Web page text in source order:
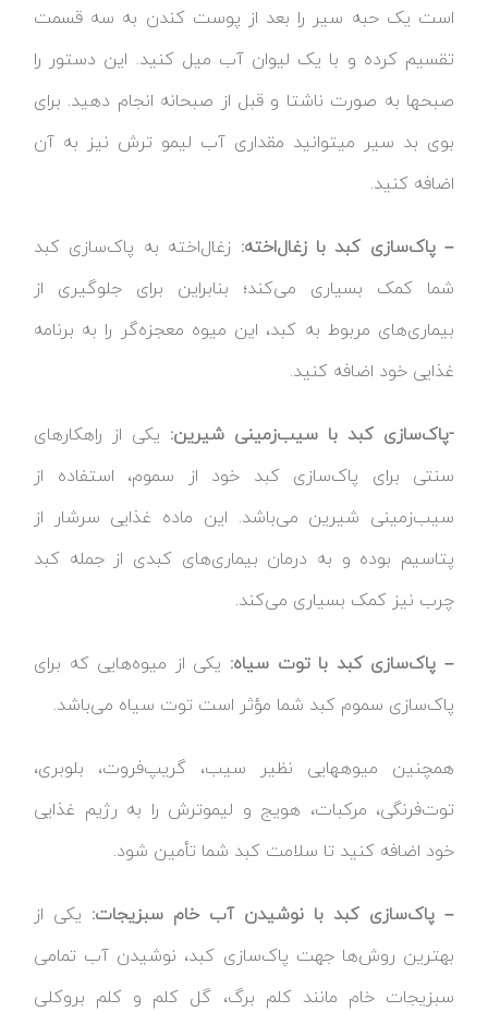
است یک حبه سیر را بعد از پوست کندن به سه قسمت
تقسیم کرده و با یک لیوان آب میل کنید. این دستور را
صبح‎ها به صورت ناشتا و قبل از صبحانه انجام دهید. برای
بوی بد سیر می‎توانید مقداری آب لیمو ترش نیز به آن
اضافه کنید.
– پاک‌سازی کبد با زغال‌اخته: زغال‌اخته به پاک‌سازی کبد
شما کمک بسیاری می‌کند؛ بنابراین برای جلوگیری از
بیماری‌های مربوط به کبد، این میوه معجزه‌گر را به برنامه
غذایی خود اضافه کنید.
-پاک‌سازی کبد با سیب‌زمینی شیرین: یکی از راهکارهای
سنتی برای پاک‌سازی کبد خود از سموم، استفاده از
سیب‌زمینی شیرین می‌باشد. این ماده غذایی سرشار از
پتاسیم بوده و به درمان بیماری‌های کبدی از جمله کبد
چرب نیز کمک بسیاری می‌کند.
– پاک‌سازی کبد با توت سیاه: یکی از میوه‌هایی که برای
پاک‌سازی سموم کبد شما مؤثر است توت سیاه می‌باشد.
همچنین میوه‎هایی نظیر سیب، گریپ‌فروت، بلوبری،
توت‌فرنگی، مرکبات، هویج و لیموترش را به رژیم غذایی
خود اضافه کنید تا سلامت کبد شما تأمین شود.
– پاک‌سازی کبد با نوشیدن آب خام سبزیجات: یکی از
بهترین روش‌ها جهت پاک‌سازی کبد، نوشیدن آب تمامی
سبزیجات خام مانند کلم برگ، گل کلم و کلم بروکلی